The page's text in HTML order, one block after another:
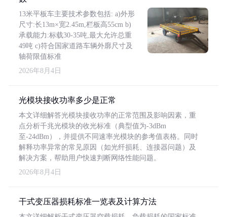
13米平板车主要技术参数包括: a)外形
尺寸:长13m×宽2.45m,栏板高55cm b)
承载能力:标载30-35吨,最大允许总重
49吨 c)符合国家道路车辆外廓尺寸及
轴荷限值标准
2026年8月4日
光模块接收功率多少是正常
本文详细解答光模块接收功率的正常范围及影响因素，重
点分析千兆光模块的收光标准（典型值为-3dBm
至-24dBm），并提供不同速率光模块的参考值表格。同时
解释功率异常的常见原因（如光纤损耗、连接器问题）及
解决方案，帮助用户快速判断网络性能问题。
2026年8月4日
干式变压器损耗标准一览表及计算方法